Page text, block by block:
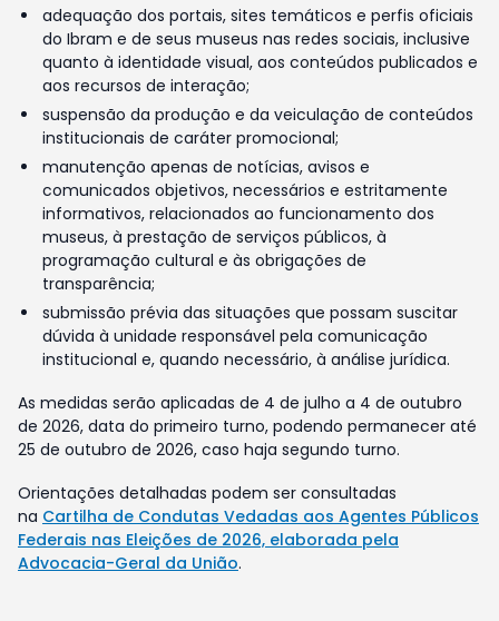
adequação dos portais, sites temáticos e perfis oficiais
do Ibram e de seus museus nas redes sociais, inclusive
quanto à identidade visual, aos conteúdos publicados e
aos recursos de interação;
suspensão da produção e da veiculação de conteúdos
institucionais de caráter promocional;
manutenção apenas de notícias, avisos e
comunicados objetivos, necessários e estritamente
informativos, relacionados ao funcionamento dos
museus, à prestação de serviços públicos, à
programação cultural e às obrigações de
transparência;
submissão prévia das situações que possam suscitar
dúvida à unidade responsável pela comunicação
institucional e, quando necessário, à análise jurídica.
As medidas serão aplicadas de 4 de julho a 4 de outubro
de 2026, data do primeiro turno, podendo permanecer até
25 de outubro de 2026, caso haja segundo turno.
Orientações detalhadas podem ser consultadas
na Cartilha de Condutas Vedadas aos Agentes Públicos
Federais nas Eleições de 2026, elaborada pela
Advocacia-Geral da União.